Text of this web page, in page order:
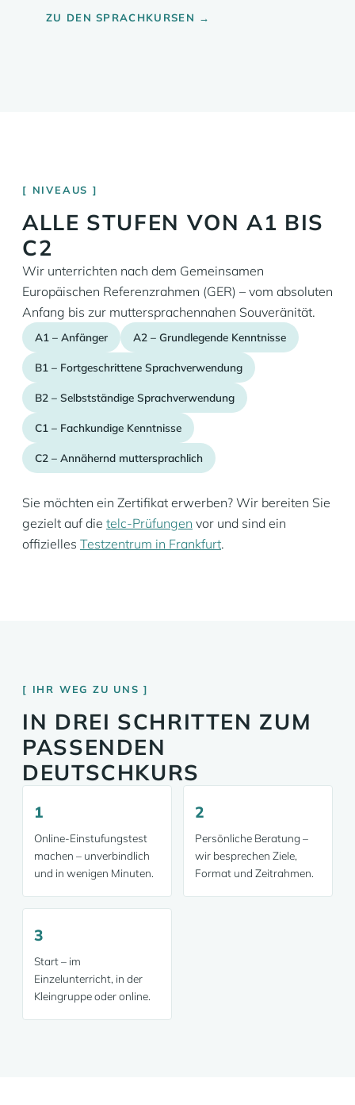
ZU DEN SPRACHKURSEN →
NIVEAUS
ALLE STUFEN VON A1 BIS
C2
Wir unterrichten nach dem Gemeinsamen
Europäischen Referenzrahmen (GER) – vom absoluten
Anfang bis zur muttersprachennahen Souveränität.
A1 – Anfänger A2 – Grundlegende Kenntnisse
B1 – Fortgeschrittene Sprachverwendung
B2 – Selbstständige Sprachverwendung
C1 – Fachkundige Kenntnisse
C2 – Annähernd muttersprachlich
Sie möchten ein Zertifikat erwerben? Wir bereiten Sie
gezielt auf die telc-Prüfungen vor und sind ein
offizielles Testzentrum in Frankfurt.
IHR WEG ZU UNS
IN DREI SCHRITTEN ZUM
PASSENDEN
DEUTSCHKURS
1
Online-Einstufungstest
machen – unverbindlich
und in wenigen Minuten.
2
Persönliche Beratung –
wir besprechen Ziele,
Format und Zeitrahmen.
3
Start – im
Einzelunterricht, in der
Kleingruppe oder online.